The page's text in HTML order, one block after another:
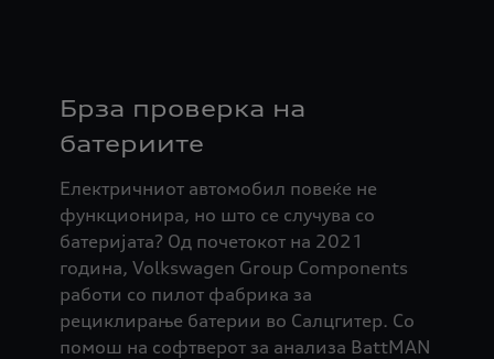
Брза проверка на
батериите
Електричниот автомобил повеќе не
функционира, но што се случува со
батеријата? Од почетокот на 2021
година, Volkswagen Group Components
работи со пилот фабрика за
рециклирање батерии во Салцгитер. Со
помош на софтверот за анализа BattMAN